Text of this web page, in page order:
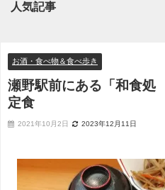
人気記事
お酒・食べ物＆食べ歩き
瀬野駅前にある「和食処
定食
2021年10月2日 2023年12月11日